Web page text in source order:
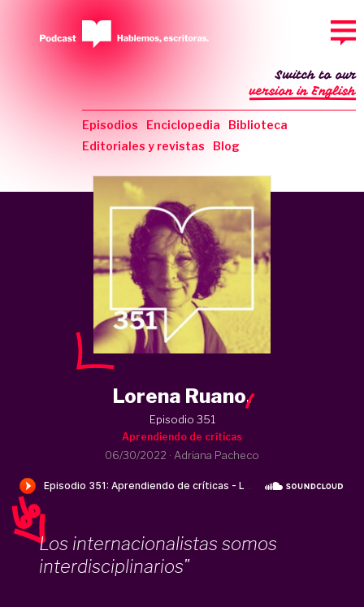
Episodios Enciclopedia
Biblioteca
Editoriales y revistas
Blog
Switch to our
version in English
Lorena Ruano.
Episodio 351
Aprendiendo de críticas
06/30/2022 · Adriana Pacheco
Los internacionalistas somos
interdisciplinarios"